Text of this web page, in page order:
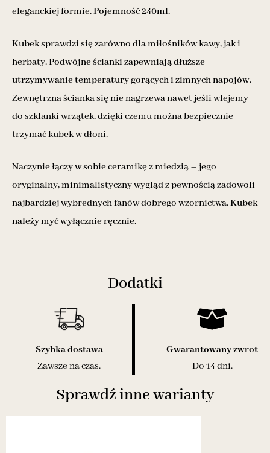
eleganckiej formie.Pojemność 240ml.
Kubeksprawdzi się zarówno dla miłośników kawy, jak i
herbaty.Podwójne ścianki zapewniają dłuższe
utrzymywanie temperatury gorących i zimnych napojów.
Zewnętrzna ścianka się nie nagrzewa nawet jeśli wlejemy
do szklanki wrzątek, dzięki czemu można bezpiecznie
trzymać kubek w dłoni.
Naczynie łączy w sobie ceramikę z miedzią – jego
oryginalny, minimalistyczny wygląd z pewnością zadowoli
najbardziej wybrednych fanów dobrego wzornictwa.Kubek
należy myć wyłącznie ręcznie.
Dodatki
Szybka dostawa
Zawsze na czas.
Gwarantowany zwrot
Do 14 dni.
Sprawdź inne warianty